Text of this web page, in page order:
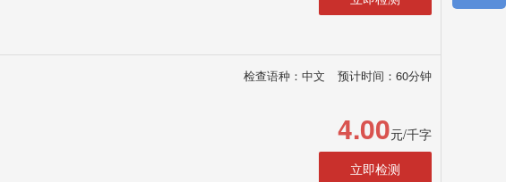
检查语种：中文 预计时间：60分钟
4.00元/千字
立即检测